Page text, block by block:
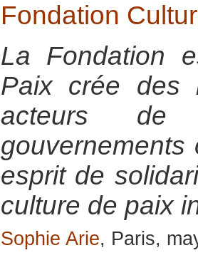
Fondation
La Fondation
Paix crée des
acteurs de
esprit de
culture de paix
Sophie Arie, Paris,